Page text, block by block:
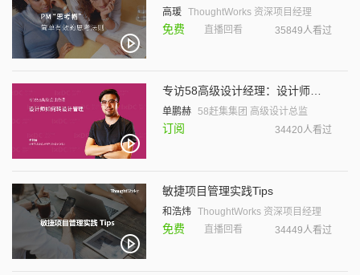
高瑗 ThoughtWorks 资深项目经理
免费 直播回看 35849人看过
专访58高级设计经理：设计师如何转设计管理
单鹏赫 58赶集集团 高级设计总监
订阅 34420人看过
敏捷项目管理实践Tips
和浩炜 ThoughtWorks 资深项目经理
免费 直播回看 34449人看过